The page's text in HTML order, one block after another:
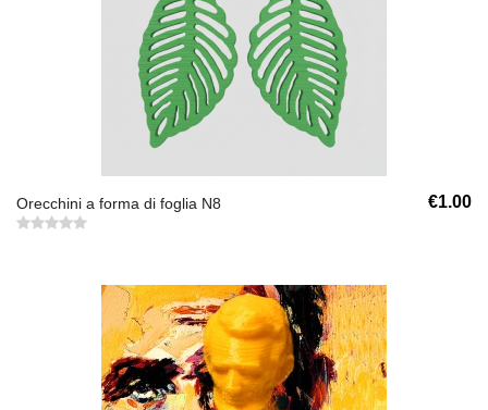
Orecchini a forma di foglia N8 €1.00